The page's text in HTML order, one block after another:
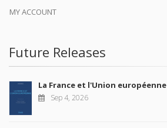
MY ACCOUNT
Future Releases
La France et l'Union européenne
Sep 4, 2026